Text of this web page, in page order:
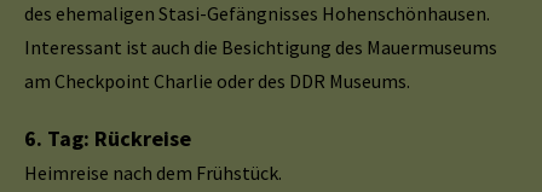
des ehemaligen Stasi-Gefängnisses Hohenschönhausen.
Interessant ist auch die Besichtigung des Mauermuseums
am Checkpoint Charlie oder des DDR Museums.
6. Tag: Rückreise
Heimreise nach dem Frühstück.